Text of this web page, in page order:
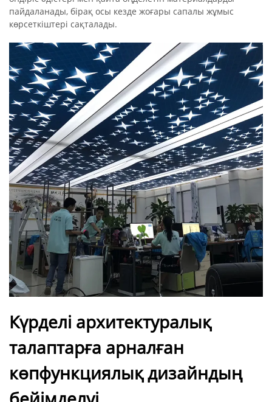
пайдаланады, бірақ осы кезде жоғары сапалы жұмыс
көрсеткіштері сақталады.
Күрделі архитектуралық
талаптарға арналған
көпфункциялық дизайндың